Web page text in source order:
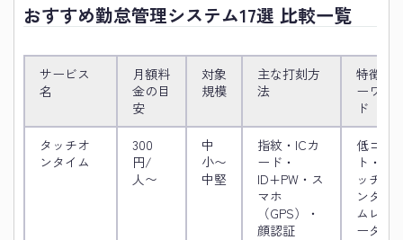
おすすめ勤怠管理システム17選 比較一覧
サービス
名
月額料
金の目
安
対象
規模
主な打刻方
法
特徴キ
ーワー
ド
タッチオ
ンタイム
300
円/
人〜
中
小〜
中堅
指紋・ICカ
ード・
ID+PW・ス
マホ
（GPS）・
顔認証
低コス
ト・タ
ッチオ
ンタイ
ムレコ
ーダー